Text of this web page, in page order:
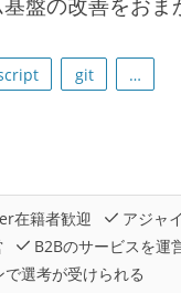
git …
在籍者歓迎
アジャ
B2Bのサービスを運
で選考が受けられる